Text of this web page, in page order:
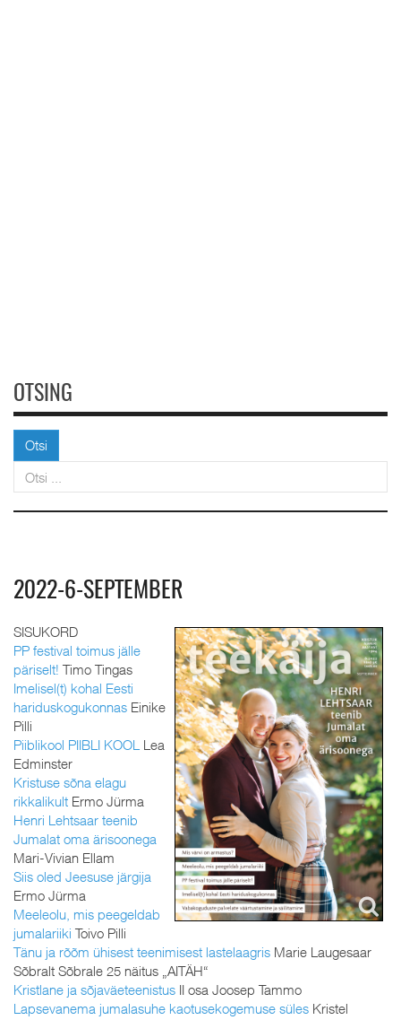
OTSING
Otsi
2022-6-SEPTEMBER
SISUKORD
PP festival toimus jälle
päriselt! Timo Tingas
Imelisel(t) kohal Eesti
hariduskogukonnas Einike
Pilli
Piiblikool PIIBLI KOOL
Lea
Edminster
Kristuse sõna elagu
rikkalikult Ermo Jürma
Henri Lehtsaar teenib
Jumalat oma ärisoonega
Mari-Vivian Ellam
Siis oled Jeesuse järgija
Ermo Jürma
Meeleolu, mis peegeldab
jumalariiki Toivo Pilli
Tänu ja rõõm ühisest teenimisest lastelaagris Marie Laugesaar
Sõbralt Sõbrale 25 näitus „AITÄH“
Kristlane ja sõjaväeteenistus II osa Joosep Tammo
Lapsevanema jumalasuhe kaotusekogemuse süles Kristel